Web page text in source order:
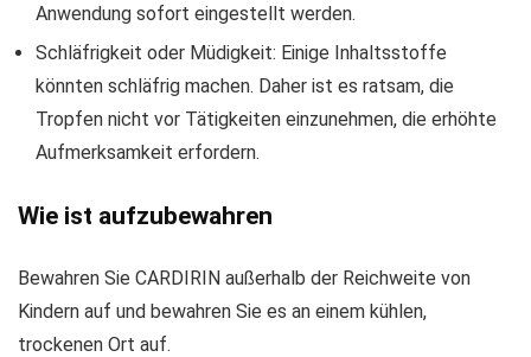
Anwendung sofort eingestellt werden.
Schläfrigkeit oder Müdigkeit: Einige Inhaltsstoffe
könnten schläfrig machen. Daher ist es ratsam, die
Tropfen nicht vor Tätigkeiten einzunehmen, die erhöhte
Aufmerksamkeit erfordern.
Wie ist aufzubewahren
Bewahren Sie CARDIRIN außerhalb der Reichweite von
Kindern auf und bewahren Sie es an einem kühlen,
trockenen Ort auf.